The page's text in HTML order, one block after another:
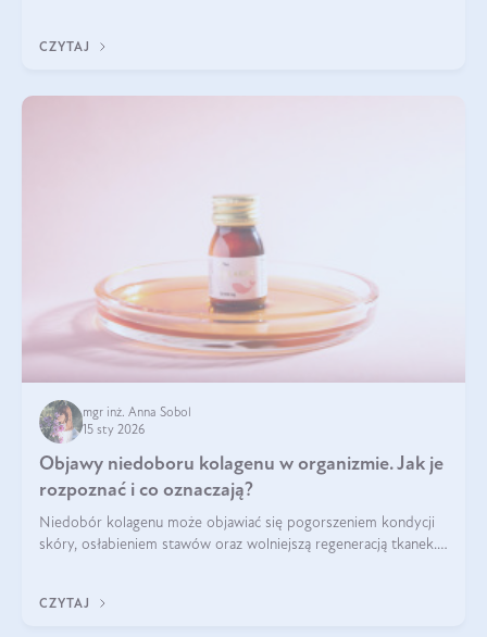
CZYTAJ
mgr inż. Anna Sobol
15 sty 2026
Objawy niedoboru kolagenu w organizmie. Jak je
rozpoznać i co oznaczają?
Niedobór kolagenu może objawiać się pogorszeniem kondycji
skóry, osłabieniem stawów oraz wolniejszą regeneracją tkanek.
osłabienie włosów.
CZYTAJ